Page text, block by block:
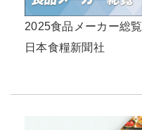
2025食品メーカー総覧
日本食糧新聞社